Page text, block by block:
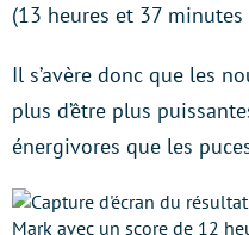
(13 heures et 37
Il s’avère donc que les
plus d’être plus
énergivores que les